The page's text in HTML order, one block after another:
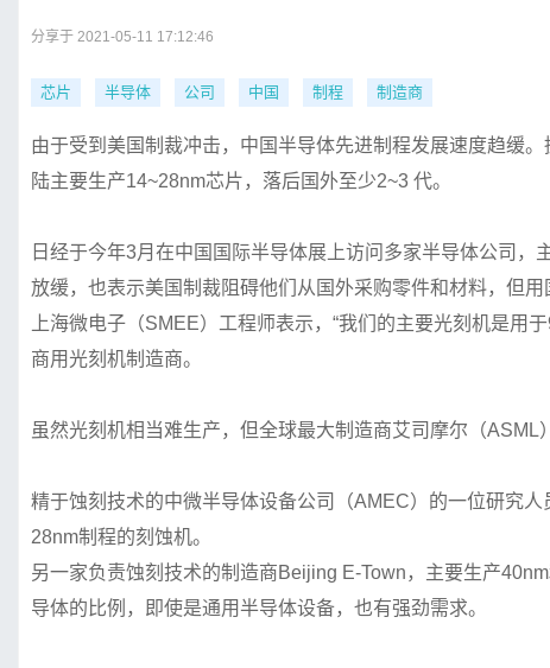
分享于 2021-05-11 17:12:46
芯片 半导体 公司 中国 制程 制造商
由于受到美国制裁冲击，中国半导体先进制程发展速度趋缓
陆主要生产14~28nm芯片，落后国外至少2~3 代。
日经于今年3月在中国国际半导体展上访问多家半导体公司
放缓，也表示美国制裁阻碍他们从国外采购零件和材料，但用
上海微电子（SMEE）工程师表示，“我们的主要光刻机是用
商用光刻机制造商。
虽然光刻机相当难生产，但全球最大制造商艾司摩尔（ASML
精于蚀刻技术的中微半导体设备公司（AMEC）的一位研究
28nm制程的刻蚀机。
另一家负责蚀刻技术的制造商Beijing E-Town，主要生产
导体的比例，即使是通用半导体设备，也有强劲需求。